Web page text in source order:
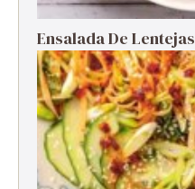
Ensalada De Lentejas